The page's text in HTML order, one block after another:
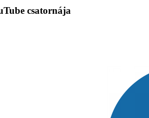
csatornája